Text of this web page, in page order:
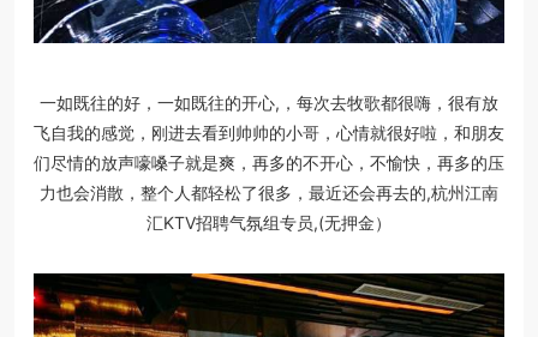
一如既往的好，一如既往的开心,，每次去牧歌都很嗨，很有放
飞自我的感觉，刚进去看到帅帅的小哥，心情就很好啦，和朋友
们尽情的放声嚎嗓子就是爽，再多的不开心，不愉快，再多的压
力也会消散，整个人都轻松了很多，最近还会再去的,杭州江南
汇KTV招聘气氛组专员,(无押金）